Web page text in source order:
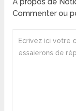
Commenter ou